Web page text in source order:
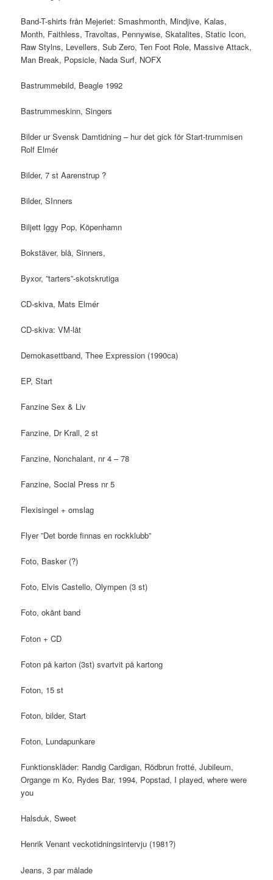
Band-T-shirts från Mejeriet: Smashmonth, Mindjive, Kalas,
Month, Faithless, Travoltas, Pennywise, Skatalites, Static Icon,
Raw Stylns, Levellers, Sub Zero, Ten Foot Role, Massive Attack,
Man Break, Popsicle, Nada Surf, NOFX
Bastrummebild, Beagle 1992
Bastrummeskinn, Singers
Bilder ur Svensk Damtidning – hur det gick för Start-trummisen
Rolf Elmér
Bilder, 7 st Aarenstrup ?
Bilder, SInners
Biljett Iggy Pop, Köpenhamn
Bokstäver, blå, Sinners,
Byxor, ”tarters”-skotskrutiga
CD-skiva, Mats Elmér
CD-skiva: VM-låt
Demokasettband, Thee Expression (1990ca)
EP, Start
Fanzine Sex & Liv
Fanzine, Dr Krall, 2 st
Fanzine, Nonchalant, nr 4 – 78
Fanzine, Social Press nr 5
Flexisingel + omslag
Flyer ”Det borde finnas en rockklubb”
Foto, Basker (?)
Foto, Elvis Castello, Olympen (3 st)
Foto, okänt band
Foton + CD
Foton på karton (3st) svartvit på kartong
Foton, 15 st
Foton, bilder, Start
Foton, Lundapunkare
Funktionskläder: Randig Cardigan, Rödbrun frotté, Jubileum,
Organge m Ko, Rydes Bar, 1994, Popstad, I played, where were
you
Halsduk, Sweet
Henrik Venant veckotidningsintervju (1981?)
Jeans, 3 par målade